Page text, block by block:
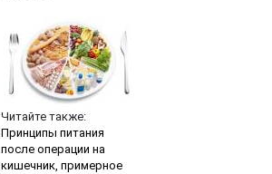
Читайте также:
Принципы питания
после операции на
кишечник, примерное